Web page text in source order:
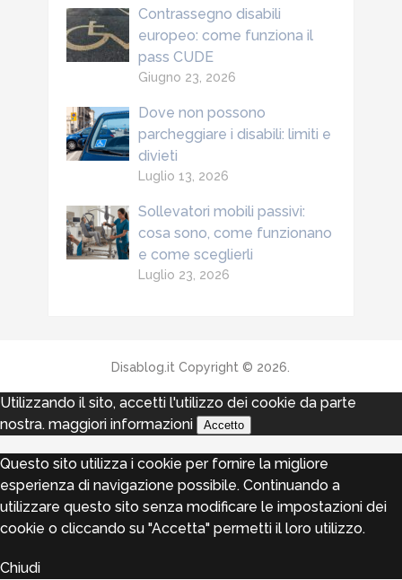
Contrassegno disabili
europeo: come funziona il
pass CUDE
Giugno 23, 2026
Dove non possono
parcheggiare i disabili: limiti e
divieti
Luglio 13, 2026
Sollevatori mobili passivi:
cosa sono, come funzionano
e come sceglierli
Luglio 23, 2026
Disablog.it Copyright © 2026.
Utilizzando il sito, accetti l'utilizzo dei cookie da parte
nostra. maggiori informazioni Accetto
Questo sito utilizza i cookie per fornire la migliore
esperienza di navigazione possibile. Continuando a
utilizzare questo sito senza modificare le impostazioni dei
cookie o cliccando su "Accetta" permetti il loro utilizzo.
Chiudi